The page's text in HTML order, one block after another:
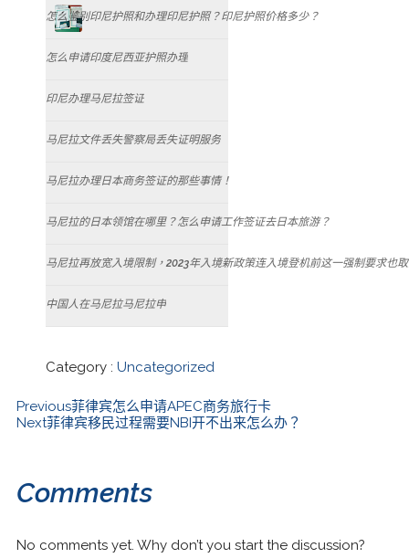
怎么鉴别印尼护照和办理印尼护照？印尼护照价格多少？
怎么申请印度尼西亚护照办理
印尼办理马尼拉签证
马尼拉文件丢失警察局丢失证明服务
马尼拉办理日本商务签证的那些事情！
马尼拉的日本领馆在哪里？怎么申请工作签证去日本旅游？
马尼拉再放宽入境限制，2023年入境新政策连入境登机前这一强制要求也
中国人在马尼拉马尼拉申
Category : Uncategorized
Previous菲律宾怎么申请APEC商务旅行卡
Next菲律宾移民过程需要NBI开不出来怎么办？
Comments
No comments yet. Why don’t you start the discussion?